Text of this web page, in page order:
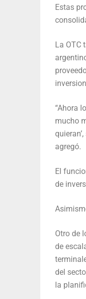
Estas
La OTC
“Ahora
mucho
agregó.
El
de
Otro de
de
del
la